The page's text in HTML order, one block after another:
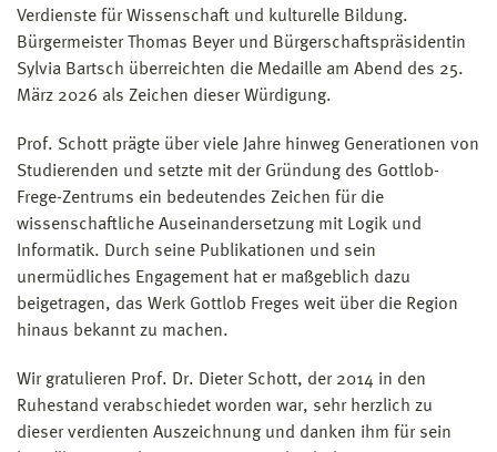
Verdienste für Wissenschaft und kulturelle Bildung.
Bürgermeister Thomas Beyer und Bürgerschaftspräsidentin
Sylvia Bartsch überreichten die Medaille am Abend des 25.
März 2026 als Zeichen dieser Würdigung.
Prof. Schott prägte über viele Jahre hinweg Generationen von
Studierenden und setzte mit der Gründung des Gottlob-
Frege-Zentrums ein bedeutendes Zeichen für die
wissenschaftliche Auseinandersetzung mit Logik und
Informatik. Durch seine Publikationen und sein
unermüdliches Engagement hat er maßgeblich dazu
beigetragen, das Werk Gottlob Freges weit über die Region
hinaus bekannt zu machen.
Wir gratulieren Prof. Dr. Dieter Schott, der 2014 in den
Ruhestand verabschiedet worden war, sehr herzlich zu
dieser verdienten Auszeichnung und danken ihm für sein